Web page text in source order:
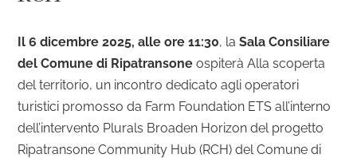
Il 6 dicembre 2025, alle ore 11:30, laSala Consiliare
del Comune di Ripatransone ospiterà Alla scoperta
del territorio, un incontro dedicato agli operatori
turistici promosso da Farm Foundation ETS all’interno
dell’intervento Plurals Broaden Horizon del progetto
Ripatransone Community Hub (RCH) del Comune di